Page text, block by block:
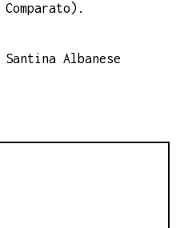
Santina Albanese